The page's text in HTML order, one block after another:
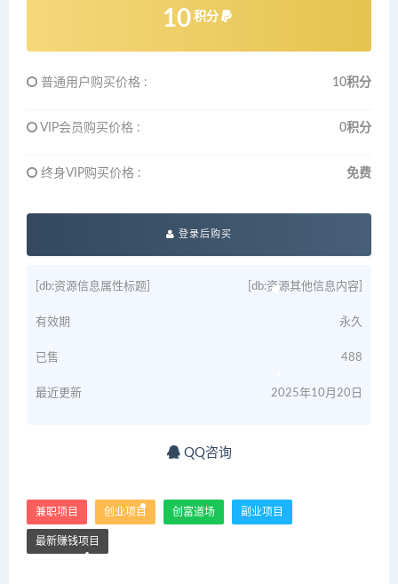
10 积分
普通用户购买价格 : 10积分
VIP会员购买价格 : 0积分
终身VIP购买价格 : 免费
登录后购买
[db:资源信息属性标题] [db:资源其他信息内容]
有效期 永久
已售 488
最近更新 2025年10月20日
QQ咨询
兼职项目 创业项目 创富道场 副业项目
最新赚钱项目